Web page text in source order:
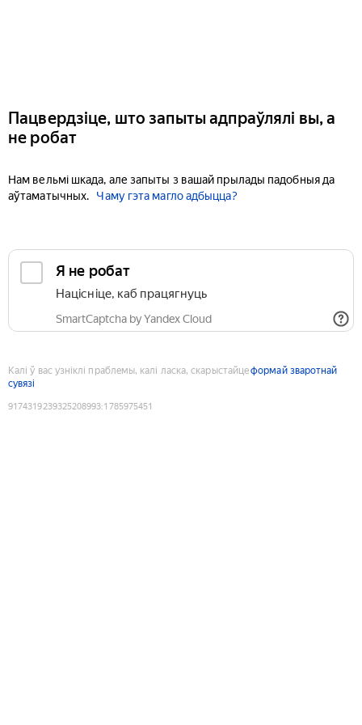
Пацвердзіце, што запыты адпраўлялі вы, а
не робат
Нам вельмі шкада, але запыты з вашай прылады падобныя да
аўтаматычных.
Чаму гэта магло адбыцца?
Я не робат
Націсніце, каб працягнуць
SmartCaptcha by Yandex Cloud
Калі ў вас узніклі праблемы, калі ласка, скарыстайцеформай зваротнай
сувязі
9174319239325208993:1785975451